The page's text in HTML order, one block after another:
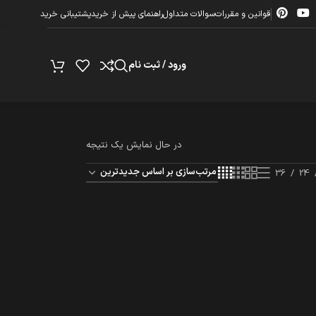
قوانین و مقرراتسوالات متداولراهنمای پیش از خریدپشتیبانی خرید
ورود / ثبت نام
در حال نمایش یک نتیجه
24
36